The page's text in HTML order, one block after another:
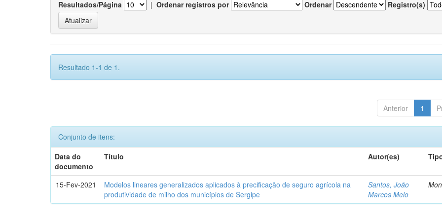
Resultados/Página | Ordenar registros por Ordenar Registro(s)
Resultado 1-1 de 1.
Anterior 1
Conjunto de itens:
Data do
documento
Título Autor(es)
15-Fev-2021
Modelos lineares generalizados aplicados à precificação de seguro agrícola na
produtividade de milho dos municípios de Sergipe
Santos, João
Marcos Melo